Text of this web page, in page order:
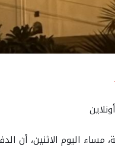
مساء اليوم الاثنين،